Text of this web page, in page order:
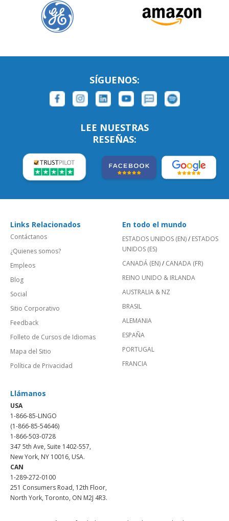
SÍGUENOS:
LEE NUESTRAS
RESEÑAS:
Links Relacionados
Contáctanos
¿Quienes somos?
Empleos
Blog
Social
Sitio Corporativo
Feedback
Folleto de Cursos de Idiomas
Mapa del Sitio
Política de Privacidad
En todo el mundo
ESTADOS UNIDOS (EN)/ ESTADOS
UNIDOS (ES)
CANADÁ (EN)/ CANADA (FR)
REINO UNIDO & IRLANDA
AUSTRALIA & NZ
BRASIL
ALEMANIA
ESPAÑA
PORTUGAL
FRANCIA
Llámanos
USA
1-866-85-LINGO
(1-866-85-54646)
1-866-503-0728
347 5th Ave, Suite 1402-557,
New York, NY 10016, USA.
CAN
1-289-272-0100
251 Consumers Road, 12th Floor,
North York, Toronto, ON M2J 4R3.